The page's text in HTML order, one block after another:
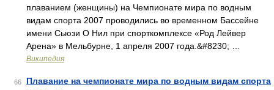
плаванием (женщины) на Чемпионате мира по водным
видам спорта 2007 проводились во временном Бассейне
имени Сьюзи О Нил при спорткомплексе «Род Лейвер
Арена» в Мельбурне, 1 апреля 2007 года.&#8230; …
Википедия
66
Плавание на чемпионате мира по водным видам спорта